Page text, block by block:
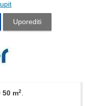
Uporediti
50 m2.